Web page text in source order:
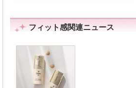
フィット感関連ニュース